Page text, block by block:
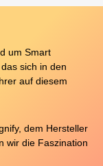
um Smart
sich in den
auf diesem
dem Hersteller
wir die Faszination